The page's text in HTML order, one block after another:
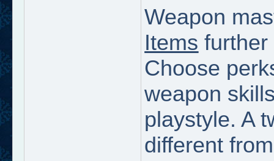
Weapon
Items further
Choose
weapon
playstyle. A
different